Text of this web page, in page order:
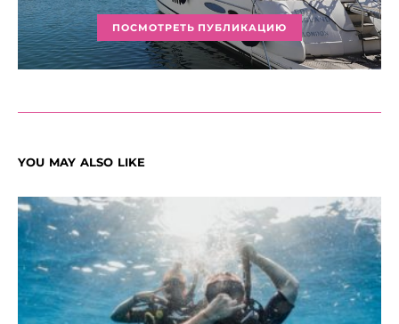
ПОСМОТРЕТЬ ПУБЛИКАЦИЮ
YOU MAY ALSO LIKE